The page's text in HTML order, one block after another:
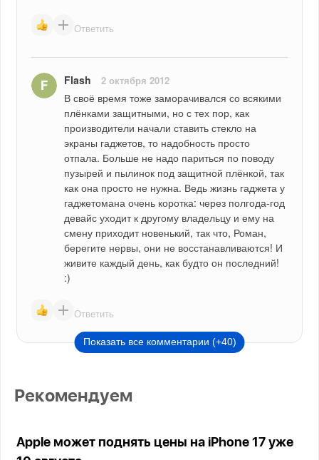
Ответить
Flash 2 октября 2012
В своё время тоже заморачивался со всякими
плёнками защитными, но с тех пор, как
производители начали ставить стекло на
экраны гаджетов, то надобность просто
отпала. Больше не надо париться по поводу
пузырей и пылинок под защитной плёнкой, так
как она просто не нужна. Ведь жизнь гаджета у
гаджетомана очень коротка: через полгода-год
девайс уходит к другому владельцу и ему на
смену приходит новенький, так что, Роман,
берегите нервы, они не восстанавливаются! И
живите каждый день, как будто он последний!
:)
Ответить
Показать все комментарии (+40)
Рекомендуем
Apple может поднять цены на iPhone 17 уже